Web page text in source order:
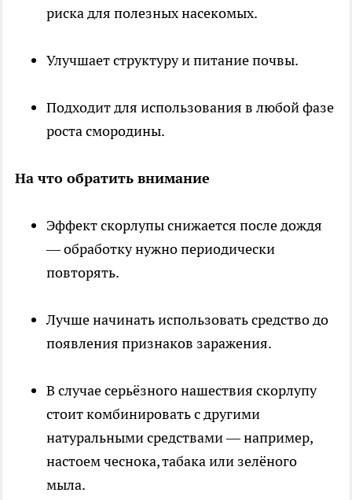
риска для полезных насекомых.
Улучшает структуру и питание почвы.
Подходит для использования в любой фазе
роста смородины.
На что обратить внимание
Эффект скорлупы снижается после дождя
— обработку нужно периодически
повторять.
Лучше начинать использовать средство до
появления признаков заражения.
В случае серьёзного нашествия скорлупу
стоит комбинировать с другими
натуральными средствами — например,
настоем чеснока, табака или зелёного
мыла.